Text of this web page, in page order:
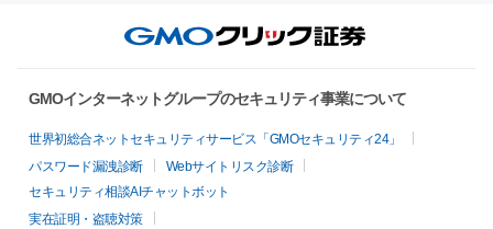
GMOインターネットグループのセキュリティ事業について
世界初総合ネットセキュリティサービス「GMOセキュリティ24」
パスワード漏洩診断
Webサイトリスク診断
セキュリティ相談AIチャットボット
実在証明・盗聴対策